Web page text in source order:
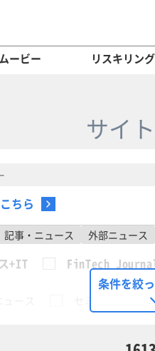
ムービー リスキリング
サイ
ちら
記事・ニュース
外部ニュース
+IT FinTech
条件を絞